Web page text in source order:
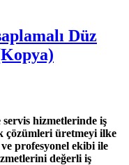
Düz
servis hizmetlerinde iş
çözümleri üretmeyi ilke
profesyonel ekibi ile
değerli iş